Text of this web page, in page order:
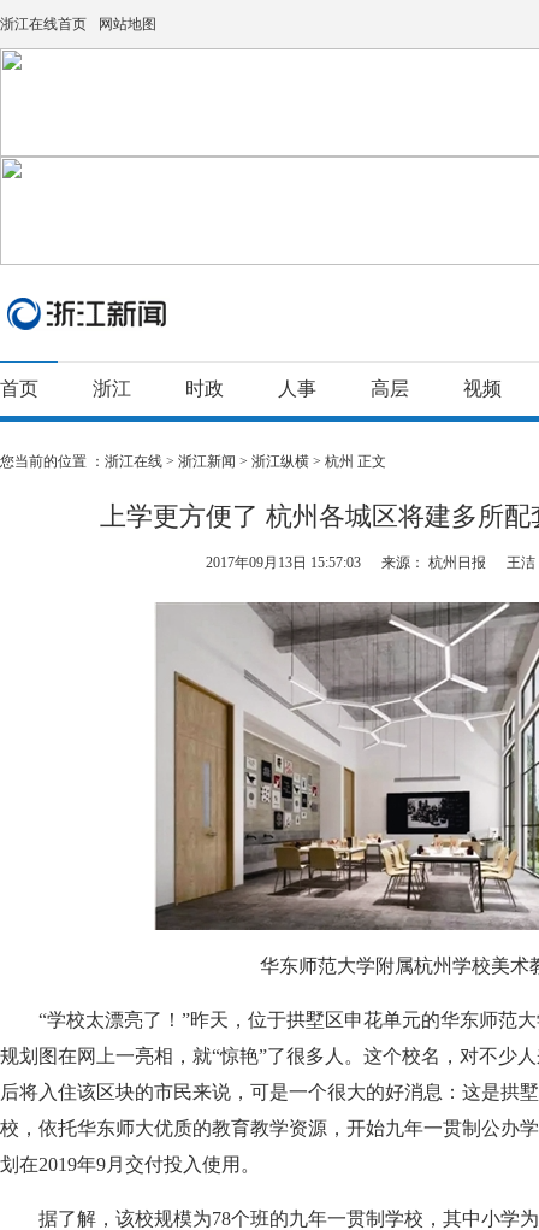
浙江在线首页 网站地图
首页 浙江 时政 人事 高层 视频
您当前的位置 ： 浙江在线 > 浙江新闻 > 浙江纵横 > 杭州 正文
上学更方便了 杭州各城区将建多所配
2017年09月13日 15:57:03 来源： 杭州日报 王洁
华东师范大学附属杭州学校美术
“学校太漂亮了！”昨天，位于拱墅区申花单元的华东师范大
规划图在网上一亮相，就“惊艳”了很多人。这个校名，对不少
后将入住该区块的市民来说，可是一个很大的好消息：这是拱
校，依托华东师大优质的教育教学资源，开始九年一贯制公办
划在2019年9月交付投入使用。
据了解，该校规模为78个班的九年一贯制学校，其中小学为